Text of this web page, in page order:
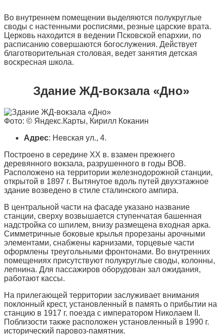
Во внутреннем помещении выделяются полукруглые
своды с настенными росписями, резные царские врата.
Церковь находится в ведении Псковской епархии, по
расписанию совершаются богослужения. Действует
благотворительная столовая, ведет занятия детская
воскресная школа.
Здание ЖД-вокзала «Дно»
Фото: © Яндекс.Карты, Кирилл Коканин
Адрес: Невская ул., 4.
Построено в середине XX в. взамен прежнего
деревянного вокзала, разрушенного в годы ВОВ.
Расположено на территории железнодорожной станции,
открытой в 1897 г. Вытянутое вдоль путей двухэтажное
здание возведено в стиле сталинского ампира.
В центральной части на фасаде указано название
станции, сверху возвышается ступенчатая башенная
надстройка со шпилем, внизу размещена входная арка.
Симметричные боковые крылья прорезаны арочными
элементами, снабжены карнизами, торцевые части
оформлены треугольными фронтонами. Во внутренних
помещениях присутствуют полукруглые своды, колонны,
лепнина. Для пассажиров оборудован зал ожидания,
работают кассы.
На прилегающей территории заслуживает внимания
поклонный крест, установленный в память о прибытии на
станцию в 1917 г. поезда с императором Николаем II.
Поблизости также расположен установленный в 1990 г.
исторический паровоз-памятник.